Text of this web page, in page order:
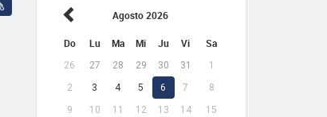
Agosto 2026
Do Lu Ma Mi Ju Vi Sa
26 27 28 29 30 31
1
2
3 4 5 6 7
8
9
10 11 12 13 14
15